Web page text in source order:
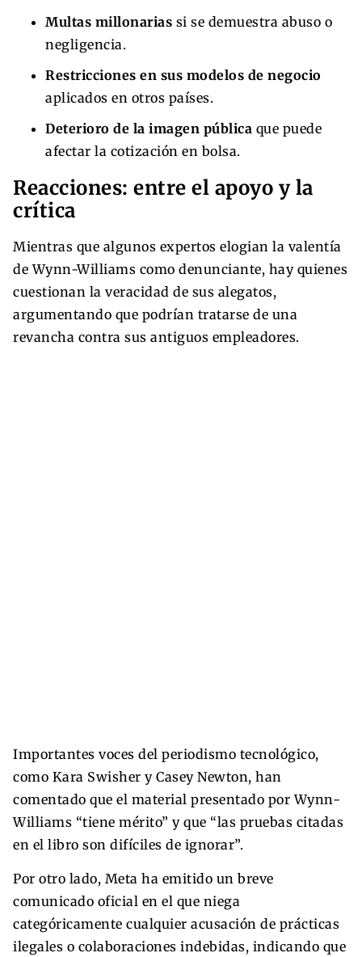
Multas millonarias si se demuestra abuso o
negligencia.
Restricciones en sus modelos de negocio
aplicados en otros países.
Deterioro de la imagen pública que puede
afectar la cotización en bolsa.
Reacciones: entre el apoyo y la
crítica
Mientras que algunos expertos elogian la valentía
de Wynn-Williams como denunciante, hay quienes
cuestionan la veracidad de sus alegatos,
argumentando que podrían tratarse de una
revancha contra sus antiguos empleadores.
Importantes voces del periodismo tecnológico,
como Kara Swisher y Casey Newton, han
comentado que el material presentado por Wynn-
Williams “tiene mérito” y que “las pruebas citadas
en el libro son difíciles de ignorar”.
Por otro lado, Meta ha emitido un breve
comunicado oficial en el que niega
categóricamente cualquier acusación de prácticas
ilegales o colaboraciones indebidas, indicando que